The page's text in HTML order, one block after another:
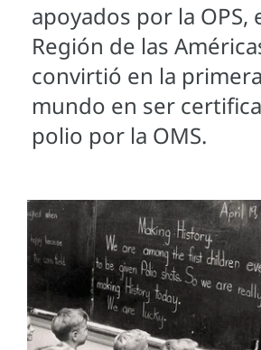
apoyados por la OPS,
Región de las
convirtió en la
mundo en ser
polio por la OMS.